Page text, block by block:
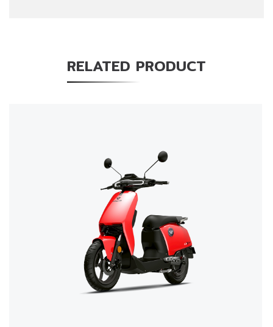
RELATED PRODUCT